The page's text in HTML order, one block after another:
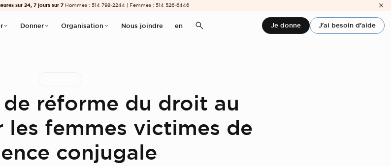
sur 24, 7 jours sur 7 Hommes : 514 798-2244 | Femmes : 514 526-6446
Donner Organisation Nous joindre en Je donne J'ai besoin d'aide
réforme du droit au
les femmes victimes de
conjugale